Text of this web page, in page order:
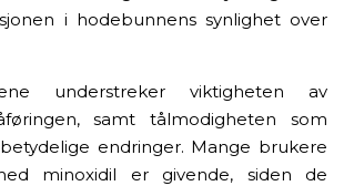
i hodebunnens synlighet over
understreker viktigheten av
samt tålmodigheten som
endringer. Mange brukere
minoxidil er givende, siden de